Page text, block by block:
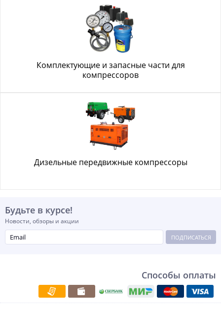
Комплектующие и запасные части для
компрессоров
Дизельные передвижные компрессоры
Будьте в курсе!
Новости, обзоры и акции
ПОДПИСАТЬСЯ
Способы оплаты